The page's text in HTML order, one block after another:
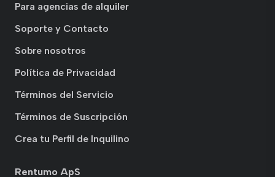
Para agencias de alquiler
Soporte y Contacto
Sobre nosotros
Política de Privacidad
Términos del Servicio
Términos de Suscripción
Crea tu Perfil de Inquilino
Rentumo ApS